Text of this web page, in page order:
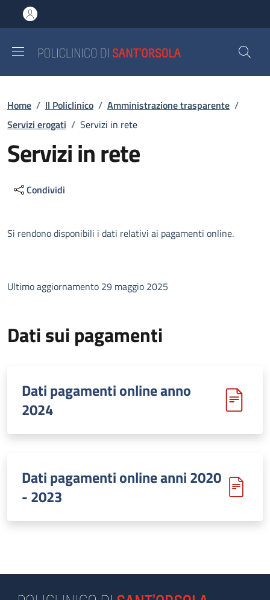
al contenuto principale
to footer content
Briciole di pane
Home / Il Policlinico / Amministrazione trasparente /
Servizi erogati / Servizi in rete
Servizi in rete
Condividi
Descrizione
Si rendono disponibili i dati relativi ai pagamenti online.
Ultimo aggiornamento 29 maggio 2025
Dati sui pagamenti
Dati pagamenti online anno
2024
Dati pagamenti online anni 2020
- 2023